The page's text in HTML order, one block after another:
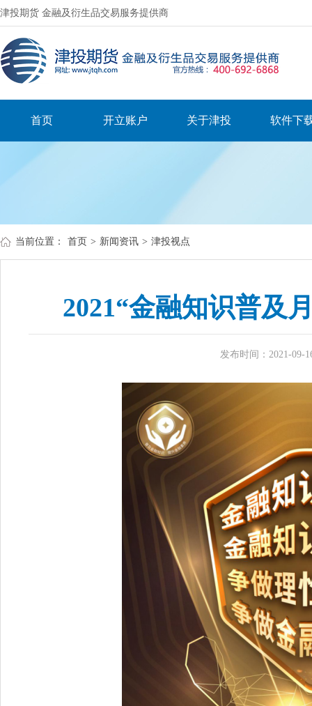
津投期货 金融及衍生品交易服务提供商
首页 开立账户 关于津投 软件下
当前位置： 首页 > 新闻资讯 > 津投视点
2021“金融知识普及
发布时间：2021-09-